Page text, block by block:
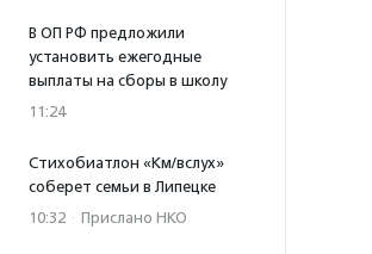
В ОП РФ предложили
установить ежегодные
выплаты на сборы в школу
11:24
Стихобиатлон «Км/вслух»
соберет семьи в Липецке
10:32 · Прислано НКО